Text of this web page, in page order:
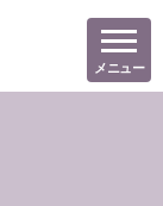
メニュー